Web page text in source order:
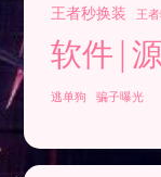
王者秒换装 王
软件|
逃单狗 骗子曝光